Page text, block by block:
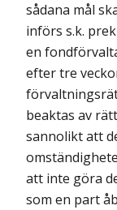
sådana mål
införs s.k.
en
efter tre
beaktas av
sannolikt att
att inte göra
som en part